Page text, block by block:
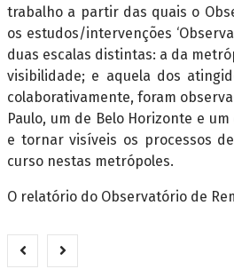
trabalho a partir das quais o
os estudos/intervenções
duas escalas distintas: a da
visibilidade; e aquela dos
colaborativamente, foram
Paulo, um de Belo Horizonte e
e tornar visíveis os processos
curso nestas metrópoles.
O relatório do Observatório de